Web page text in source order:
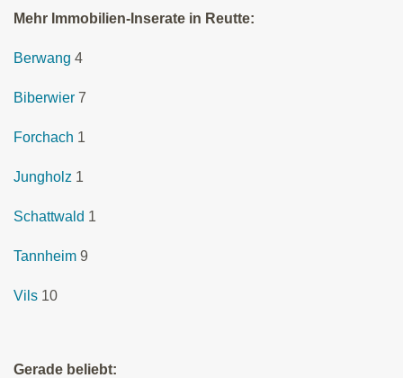
Mehr Immobilien-Inserate in Reutte:
Berwang 4
Biberwier 7
Forchach 1
Jungholz 1
Schattwald 1
Tannheim 9
Vils 10
Gerade beliebt: